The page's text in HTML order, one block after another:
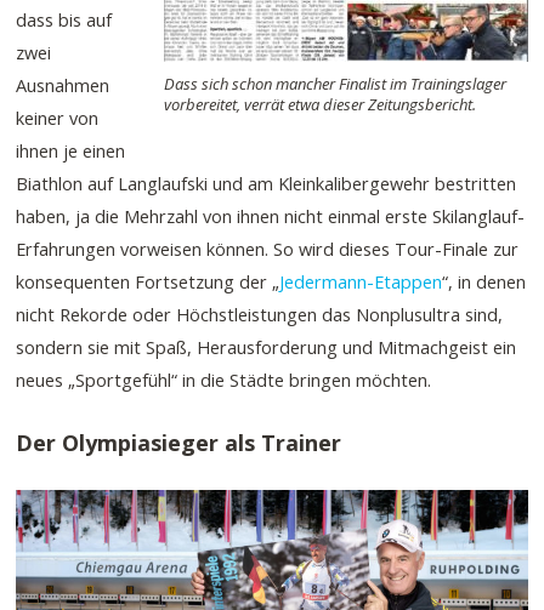
Dass sich schon mancher Finalist im Trainingslager
vorbereitet, verrät etwa dieser Zeitungsbericht.
dass bis auf
zwei
Ausnahmen
keiner von
ihnen je einen
Biathlon auf Langlaufski und am Kleinkalibergewehr bestritten
haben, ja die Mehrzahl von ihnen nicht einmal erste Skilanglauf-
Erfahrungen vorweisen können. So wird dieses Tour-Finale zur
konsequenten Fortsetzung der „Jedermann-Etappen“, in denen
nicht Rekorde oder Höchstleistungen das Nonplusultra sind,
sondern sie mit Spaß, Herausforderung und Mitmachgeist ein
neues „Sportgefühl“ in die Städte bringen möchten.
Der Olympiasieger als Trainer